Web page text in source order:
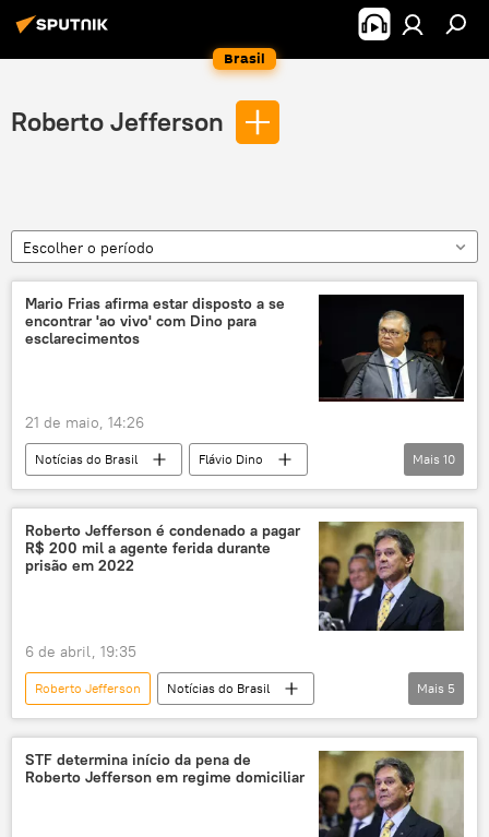
Brasil
Roberto Jefferson
Escolher o período
Mario Frias afirma estar disposto a se
encontrar 'ao vivo' com Dino para
esclarecimentos
21 de maio, 14:26
Notícias do Brasil
Flávio Dino
Jair Bolsonaro
Brasil
Bahrein
Estados Unidos
Supremo Tribunal Federal (STF)
Texas
Mais 10
Roberto Jefferson é condenado a pagar
R$ 200 mil a agente ferida durante
prisão em 2022
6 de abril, 19:35
Roberto Jefferson
Notícias do Brasil
Américas
Alexandre de Moraes
Cármen Lúcia
Polícia Federal
Supremo Tribunal Federal (STF)
Mais 5
STF determina início da pena de
Roberto Jefferson em regime domiciliar